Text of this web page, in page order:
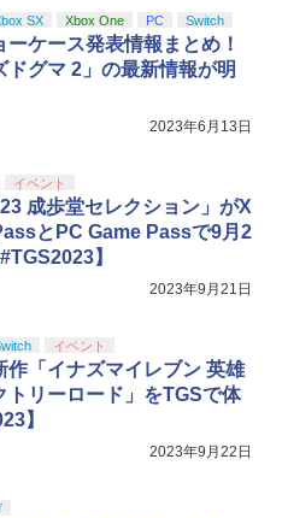
「頭文字D」10th Anniversary
【Blu-ray】 [ 宮野真守 ]
ドープリペイド番号 5000円|オ
ード版
】DualSense ワイヤレスコン
規品】Thrustmaster スラスト
TH8S シフター - PC、PS4、P
Pro、Xbox One、Xbox Serie
応の高精度 H パターン シフター
鬼滅の刃」無限城編 第一章 猗
完全生産限定版 [Blu-ray]
ブライブ！蓮ノ空女学院スクー
ルクラブ Bloom Garden Part
（特装限定版）
SX Xbox One PC Switch
ーケース発表情報まとめ！
ドグマ 2」の最新情報が明
2023年6月13日
イベント
成歩堂セレクション」がX
とPC Game Passで9月2
】
2023年9月21日
イベント
作「イナズマイレブン 英雄
トリーロード」をTGSで体
】
2023年9月22日